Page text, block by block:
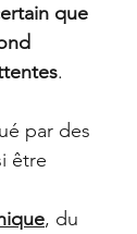
que
.
par des
être
, du